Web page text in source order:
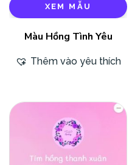
XEM MẪU
Màu Hồng Tình Yêu
Thêm vào yêu thích